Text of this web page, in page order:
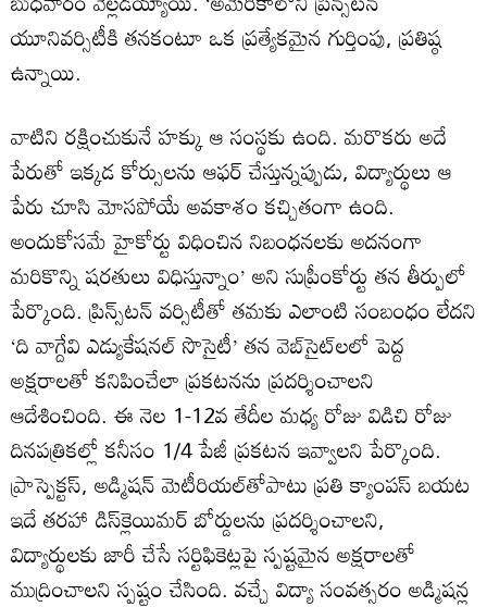
యూనివర్సిటీకి తనకంటూ ఒక ప్రత్యేకమైన గుర్తింపు, ప్రతిష్ఠ
ఉన్నాయి.
వాటిని రక్షించుకునే హక్కు ఆ సంస్థకు ఉంది. మరొకరు అదే
పేరుతో ఇక్కడ కోర్సులను ఆఫర్‌ చేస్తున్నప్పుడు, విద్యార్థులు ఆ
పేరు చూసి మోసపోయే అవకాశం కచ్చితంగా ఉంది.
అందుకోసమే హైకోర్టు విధించిన నిబంధనలకు అదనంగా
మరికొన్ని షరతులు విధిస్తున్నాం’ అని సుప్రీంకోర్టు తన తీర్పులో
పేర్కొంది. ప్రిన్స్‌టన్‌ వర్సిటీతో తమకు ఎలాంటి సంబంధం లేదని
‘ది వాగ్దేవి ఎడ్యుకేషనల్‌ సొసైటీ’ తన వెబ్‌సైట్‌లలో పెద్ద
అక్షరాలతో కనిపించేలా ప్రకటనను ప్రదర్శించాలని
ఆదేశించింది. ఈ నెల 1-12వ తేదీల మధ్య రోజు విడిచి రోజు
దినపత్రికల్లో కనీసం 1/4 పేజీ ప్రకటన ఇవ్వాలని పేర్కొంది.
ప్రాస్పెక్టస్‌, అడ్మిషన్‌ మెటీరియల్‌తోపాటు ప్రతి క్యాంపస్‌ బయట
ఇదే తరహా డిస్‌క్లెయిమర్‌ బోర్డులను ప్రదర్శించాలని,
విద్యార్థులకు జారీ చేసే సర్టిఫికెట్లపై స్పష్టమైన అక్షరాలతో
ముద్రించాలని స్పష్టం చేసింది. వచ్చే విద్యా సంవత్సరం అడ్మిషన్ల